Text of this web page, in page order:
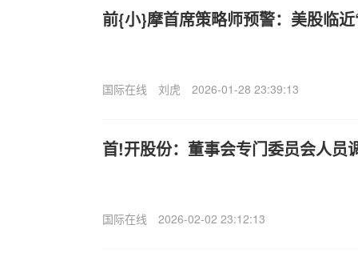
前{小}摩首席策略师预警：美股临
国际在线 刘虎 2026-01-28 23:39:13
首!开股份：董事会专门委员会人员
国际在线 2026-02-02 23:12:13